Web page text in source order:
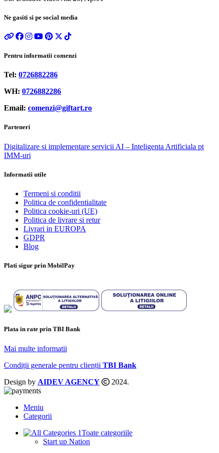
Ne gasiti si pe social media
Pentru informatii comenzi
Tel: 0726882286
WH: 0726882286
Email: comenzi@giftart.ro
Parteneri
Digitalizare si implementare servicii AI – Inteligenta Artificiala pt
IMM-uri
Informatii utile
Termeni si conditii
Politica de confidentialitate
Politica cookie-uri (UE)
Politica de livrare si retur
Livrari in EUROPA
GDPR
Blog
Plati sigur prin MobilPay
Plata in rate prin TBI Bank
Mai multe informatii
Condiții generale pentru clienții TBI Bank
Design by AIDEV AGENCY 2024.
Meniu
Categorii
Toate categoriile
Start up Nation